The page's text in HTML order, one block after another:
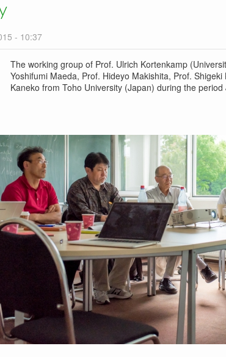
- 10:37
The working group of Prof. Ulrich Kortenkamp
Yoshifumi Maeda, Prof. Hideyo Makishita, Prof.
Kaneko from Toho University (Japan) during the